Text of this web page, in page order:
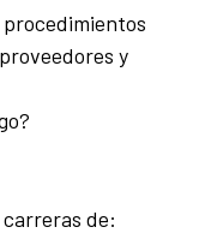
y
de: